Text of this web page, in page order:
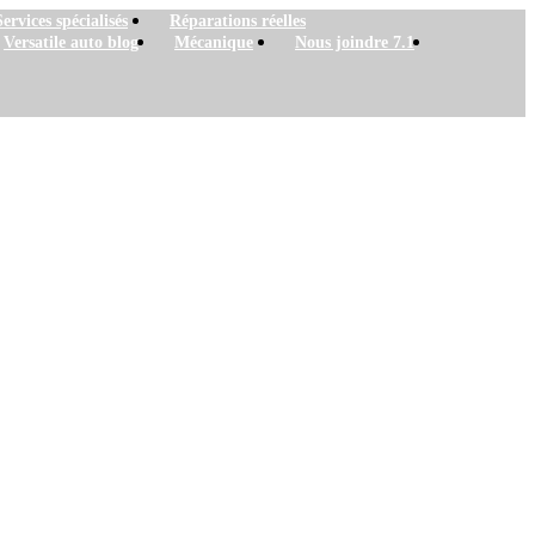
spécialisés
Réparations réelles
Versatile auto blog Mécanique Nous joindre 7.1